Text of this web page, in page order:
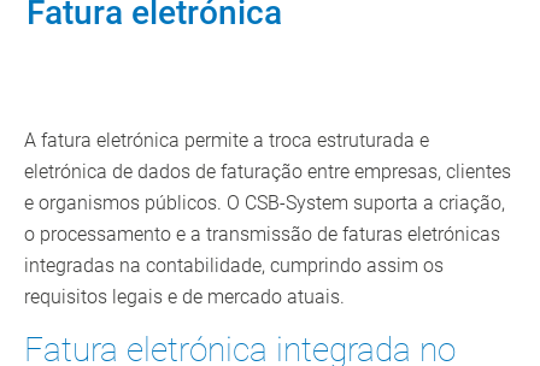
Fatura eletrónica
A fatura eletrónica permite a troca estruturada e
eletrónica de dados de faturação entre empresas, clientes
e organismos públicos. O CSB-System suporta a criação,
o processamento e a transmissão de faturas eletrónicas
integradas na contabilidade, cumprindo assim os
requisitos legais e de mercado atuais.
Fatura eletrónica integrada no